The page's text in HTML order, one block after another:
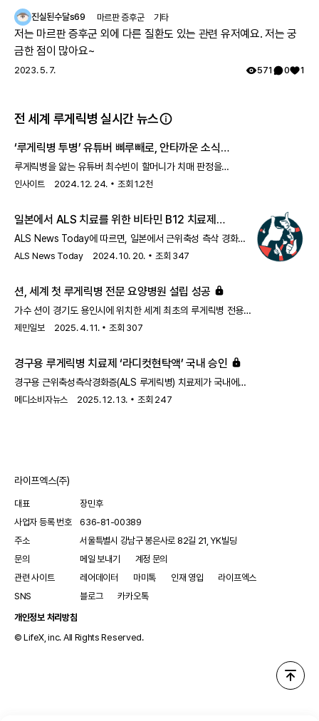
진실된수달s69 마르판 증후군 기타
저는 마르판 증후군 외에 다른 질환도 있는 관련 유저예요. 저는 궁
금한 점이 많아요~
2023. 5. 7. 571 0 1
전 세계 루게릭병 실시간 뉴스
‘루게릭병 투병’ 유튜버 삐루빼로, 안타까운 소식
전했다... 할머니 ‘치매’ 판정
루게릭병을 앓는 유튜버 최수빈이 할머니가 치매 판정을
받았다고 고백했다.
인사이트 2024. 12. 24. 조회1.2천
일본에서 ALS 치료를 위한 비타민 B12 치료제
로제발라민 승인
ALS News Today에 따르면, 일본에서 근위축성 측삭 경화증
(ALS) 치료를 위한 비타민 B12 치료제인 로제발라민이
ALS News Today 2024. 10. 20. 조회 347
션, 세계 첫 루게릭병 전문 요양병원 설립 성공
가수 션이 경기도 용인시에 위치한 세계 최초의 루게릭병 전용
요양 병원을 개원했다. 이번 소식은 지난 6일 유튜브 채널
위해 션과 고 박승일 공동대표는 무려 15년간 약 239억
원이라는 거액을 모금하는 노력을 기울였다. 특히 지드래곤 역시
아이스버킷챌린지 당시와 이후 꾸준히 참여하며 총 1억원 이상을
제민일보 2025. 4. 11. 조회 307
경구용 루게릭병 치료제 ‘라디컷현탁액’ 국내 승인
경구용 근위축성측삭경화증(ALS 루게릭병) 치료제가 국내에서
허가를 받았다.식품의약품안전처는 10일 다나베파마코리아의
제품으로 판매되고 있다. 미쓰비시다나베가 개발한 라디컷은
메디소비자뉴스 2025. 12. 13. 조회 247
라이프엑스(주)
대표
장민후
사업자 등록 번호
636-81-00389
주소
서울특별시 강남구 봉은사로 82길 21, YK빌딩
문의
메일 보내기
계정 문의
관련 사이트
레어데이터 마미톡 인재 영입
라이프엑스
SNS
블로그
카카오톡
개인정보 처리방침
© LifeX, inc. All Rights Reserved.